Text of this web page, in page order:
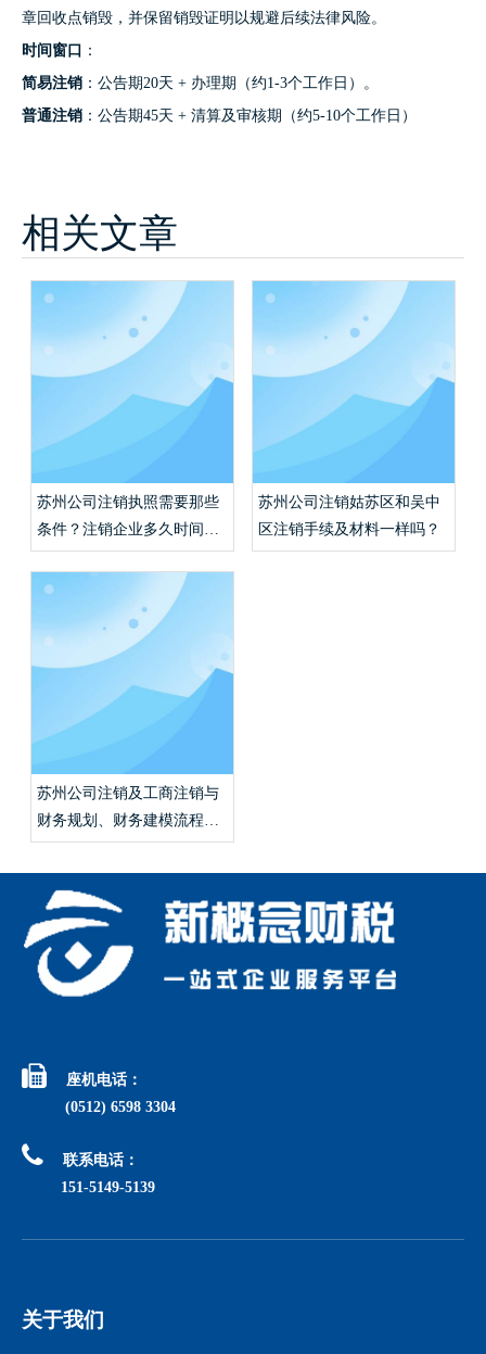
章回收点销毁，并保留销毁证明以规避后续法律风险。
时间窗口 ：
简易注销 ：公告期20天 + 办理期（约1-3个工作日）。
普通注销 ：公告期45天 + 清算及审核期（约5-10个工作日）
相关文章
苏州公司注销执照需要那些
条件？注销企业多久时间能
完成？
苏州公司注销姑苏区和吴中
区注销手续及材料一样吗？
苏州公司注销及工商注销与
财务规划、财务建模流程怎
么走？

座机电话：
(0512) 6598 3304

联系电话：
151-5149-5139
关于我们